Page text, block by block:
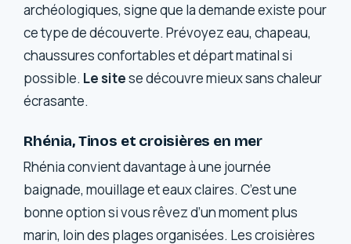
archéologiques, signe que la demande existe pour
ce type de découverte. Prévoyez eau, chapeau,
chaussures confortables et départ matinal si
possible. Le sitese découvre mieux sans chaleur
écrasante.
Rhénia, Tinos et croisières en mer
Rhénia convient davantage à une journée
baignade, mouillage et eaux claires. C’est une
bonne option si vous rêvez d’un moment plus
marin, loin des plages organisées. Les croisières